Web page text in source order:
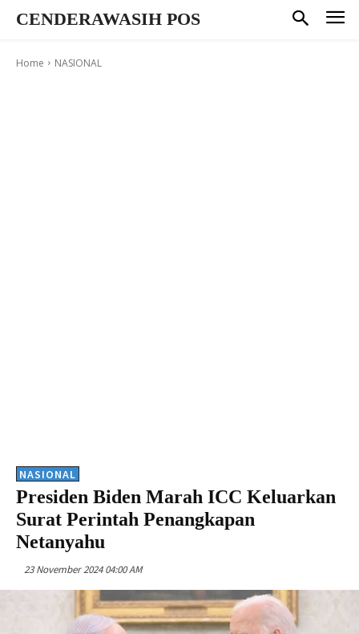
CENDERAWASIH POS
Home NASIONAL
NASIONAL
Presiden Biden Marah ICC Keluarkan
Surat Perintah Penangkapan
Netanyahu
23 November 2024 04:00 AM